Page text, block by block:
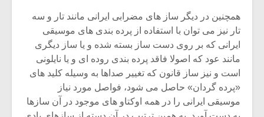
همچنین در دیگر ساز های مضرابی ایرانی مانند تار و سه
تار نیز می توان با استفاده از پرده بندی های موسیقی
ایرانی که بر روی دست ساز بسته شده و یا ساز دیگری
مانند عود که اصولا فاقد پرده بندی روده ای و یا نایلونی
است و نیز ساز قانون که تغییر صداها به وسیله کلید های
«پرده گردان» حاصل می شود، فواصل مورد نیاز
موسیقی ایرانی را در همه اوکتاو های موجود در آن سازها